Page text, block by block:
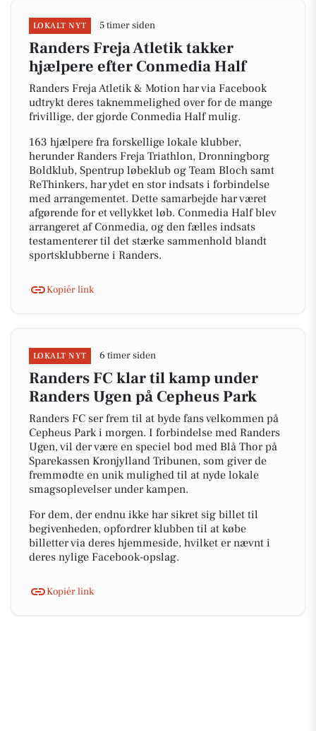
LOKALT NYT 5 timer siden
Randers Freja Atletik takker
hjælpere efter Conmedia Half
Randers Freja Atletik & Motion har via Facebook
udtrykt deres taknemmelighed over for de mange
frivillige, der gjorde Conmedia Half mulig.
163 hjælpere fra forskellige lokale klubber,
herunder Randers Freja Triathlon, Dronningborg
Boldklub, Spentrup løbeklub og Team Bloch samt
ReThinkers, har ydet en stor indsats i forbindelse
med arrangementet. Dette samarbejde har været
afgørende for et vellykket løb. Conmedia Half blev
arrangeret af Conmedia, og den fælles indsats
testamenterer til det stærke sammenhold blandt
sportsklubberne i Randers.
Kopiér link
LOKALT NYT 6 timer siden
Randers FC klar til kamp under
Randers Ugen på Cepheus Park
Randers FC ser frem til at byde fans velkommen på
Cepheus Park i morgen. I forbindelse med Randers
Ugen, vil der være en speciel bod med Blå Thor på
Sparekassen Kronjylland Tribunen, som giver de
fremmødte en unik mulighed til at nyde lokale
smagsoplevelser under kampen.
For dem, der endnu ikke har sikret sig billet til
begivenheden, opfordrer klubben til at købe
billetter via deres hjemmeside, hvilket er nævnt i
deres nylige Facebook-opslag.
Kopiér link